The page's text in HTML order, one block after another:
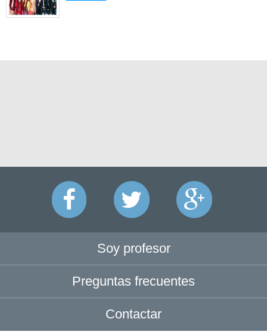
Soy profesor
Preguntas frecuentes
Contactar